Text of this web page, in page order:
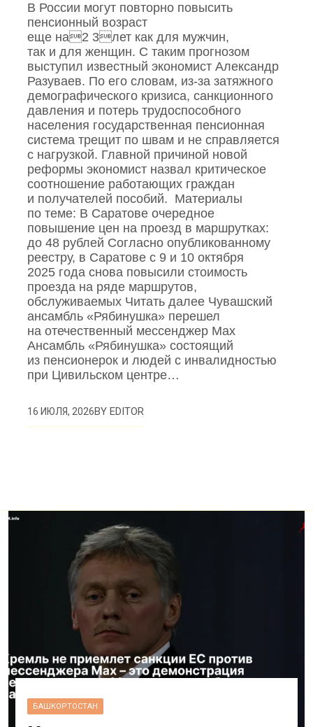
В России могут повторно повысить
пенсионный возраст
еще на2 3лет как для мужчин,
так и для женщин. С таким прогнозом
выступил известный экономист Александр
Разуваев. По его словам, из‑за затяжного
демографического кризиса, санкционного
давления и потерь трудоспособного
населения государственная пенсионная
система трещит по швам и не справляется
с нагрузкой. Главной причиной новой
реформы экономист назвал критическое
соотношение работающих граждан
и получателей пособий. Материалы
по теме: В Саратове очередное
повышение цен на проезд в маршрутках:
до 48 рублей Согласно опубликованному
реестру, в Саратове с 9 и 10 октября
2025 года снова повысили стоимость
проезда на ряде маршрутов,
обслуживаемых Читать далее Чувашский
ансамбль «Рябинушка» перешел
на отечественный мессенджер Max
Ансамбль «Рябинушка» состоящий
из пенсионерок и людей с инвалидностью
при Цивильском центре…
16 ИЮЛЯ, 2026BYEDITOR
БАШКОРТОСТАН